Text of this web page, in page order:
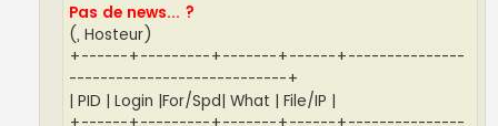
Pas de news... ?
(, Hosteur)
+------+---------+-------+------+---------------
----------------------------+
| PID | Login |For/Spd| What | File/IP |